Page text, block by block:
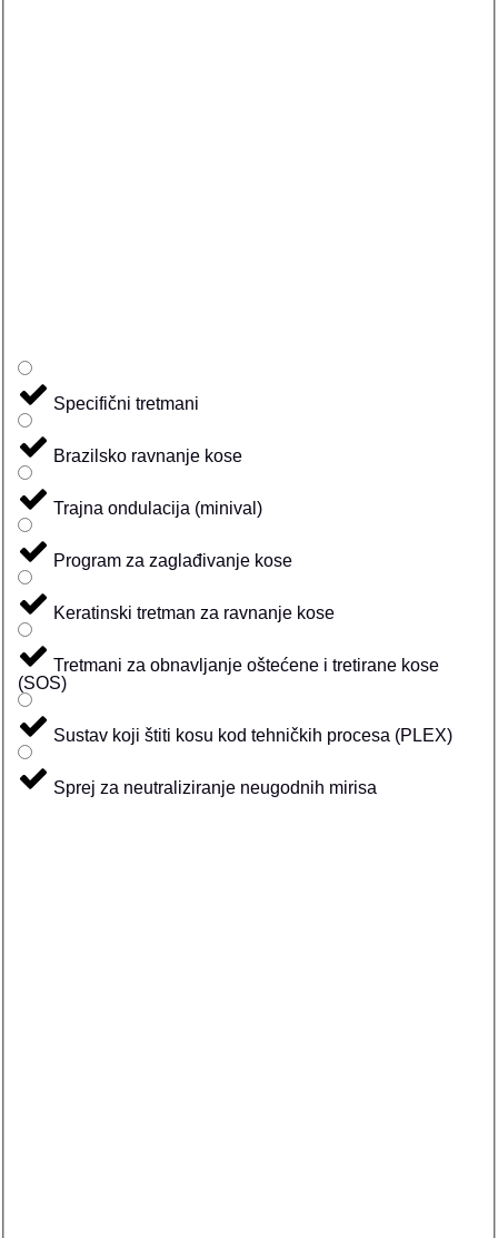
Specifični tretmani
Brazilsko ravnanje kose
Trajna ondulacija (minival)
Program za zaglađivanje kose
Keratinski tretman za ravnanje kose
Tretmani za obnavljanje oštećene i tretirane kose
(SOS)
Sustav koji štiti kosu kod tehničkih procesa (PLEX)
Sprej za neutraliziranje neugodnih mirisa